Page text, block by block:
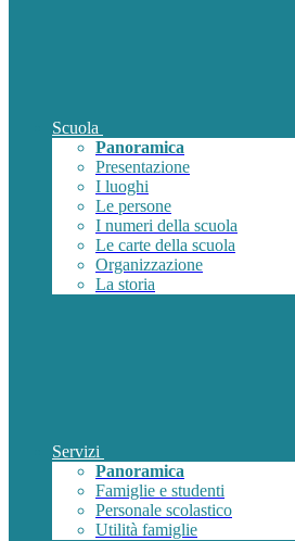
Scuola
Panoramica
Presentazione
I luoghi
Le persone
I numeri della scuola
Le carte della scuola
Organizzazione
La storia
Servizi
Panoramica
Famiglie e studenti
Personale scolastico
Utilità famiglie